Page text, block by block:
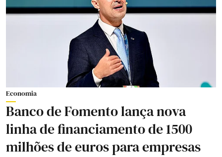
Economia
Banco de Fomento lança nova
linha de financiamento de 1500
milhões de euros para empresas